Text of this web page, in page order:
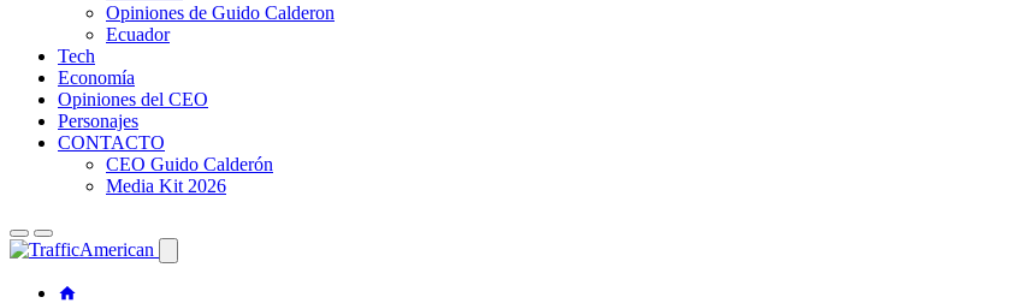
Opiniones de Guido Calderon
Ecuador
Tech
Economía
Opiniones del CEO
Personajes
CONTACTO
CEO Guido Calderón
Media Kit 2026